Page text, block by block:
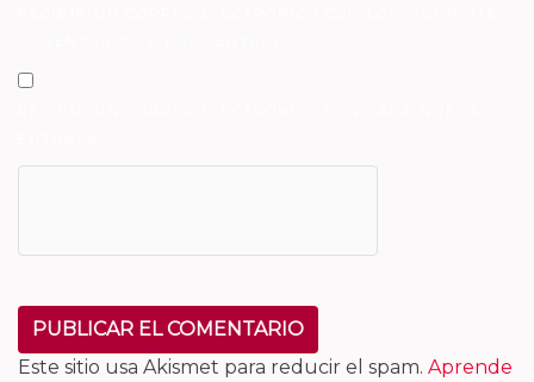
Este sitio usa Akismet para reducir el spam. Aprende